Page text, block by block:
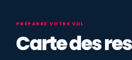
PRÉPAREZ VOTRE VOL
Carte des